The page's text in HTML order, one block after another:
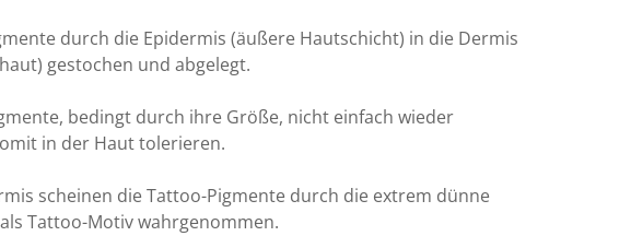
durch die Epidermis (äußere Hautschicht) in die Dermis
gestochen und abgelegt.
bedingt durch ihre Größe, nicht einfach wieder
in der Haut tolerieren.
scheinen die Tattoo-Pigmente durch die extrem dünne
Tattoo-Motiv wahrgenommen.